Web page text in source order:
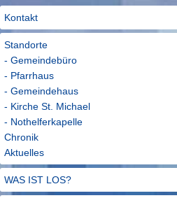
Kontakt
Standorte
- Gemeindebüro
- Pfarrhaus
- Gemeindehaus
- Kirche St. Michael
- Nothelferkapelle
Chronik
Aktuelles
WAS IST LOS?